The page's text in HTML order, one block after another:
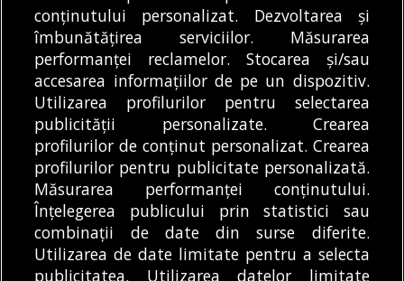
Medicale București
(ASSMB) s-a alăturat
Asociației ARNIS în...
DIANA MATEI 08/08/2026
STB a intrat în
insolvență joi, 6 august
2026, înregistrând-o la
Tribunalul...
ALEXANDRU STAN
MODIFICĂ SETĂRILE COOKIES
© Copyright 2025 - Buletin de București.
Găzduit dePresslabs.com. Powered by TRS Design.
Despre Media
Politică De
Cookie
Cookie
conținutului personalizat. Dezvoltarea și
îmbunătățirea serviciilor. Măsurarea
performanței reclamelor. Stocarea și/sau
accesarea informațiilor de pe un dispozitiv.
Utilizarea profilurilor pentru selectarea
publicității personalizate. Crearea
profilurilor de conținut personalizat. Crearea
profilurilor pentru publicitate personalizată.
Măsurarea performanței conținutului.
Înțelegerea publicului prin statistici sau
combinații de date din surse diferite.
Utilizarea de date limitate pentru a selecta
publicitatea. Utilizarea datelor limitate